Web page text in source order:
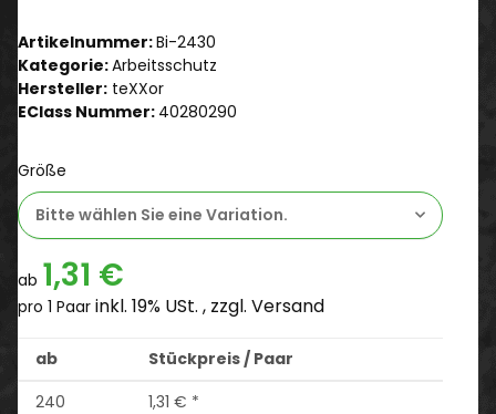
Artikelnummer:Bi-2430
Kategorie:Arbeitsschutz
Hersteller: teXXor
EClass Nummer: 40280290
Größe
Bitte wählen Sie eine Variation.
ab 1,31 €
pro 1 Paar inkl. 19% USt. , zzgl. Versand
ab
Stückpreis / Paar
240
1,31 € *